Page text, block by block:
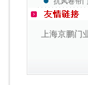
上海京鹏门